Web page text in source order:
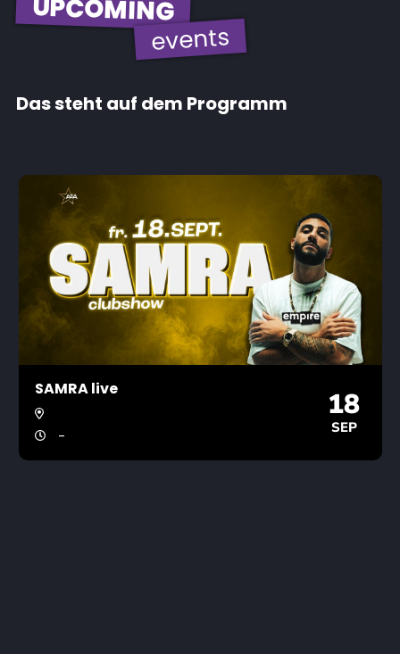
UPCOMING
events
Das steht auf dem Programm
SAMRA live
-
18
SEP